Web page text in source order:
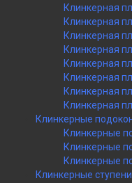
Клинкерная
Клинкерная
Клинкерная
Клинкерная
Клинкерная
Клинкерная
Клинкерная
Клинкерная
Клинкерные
Клинкерные
Клинкерные
Клинкерные
Клинкерные ступени